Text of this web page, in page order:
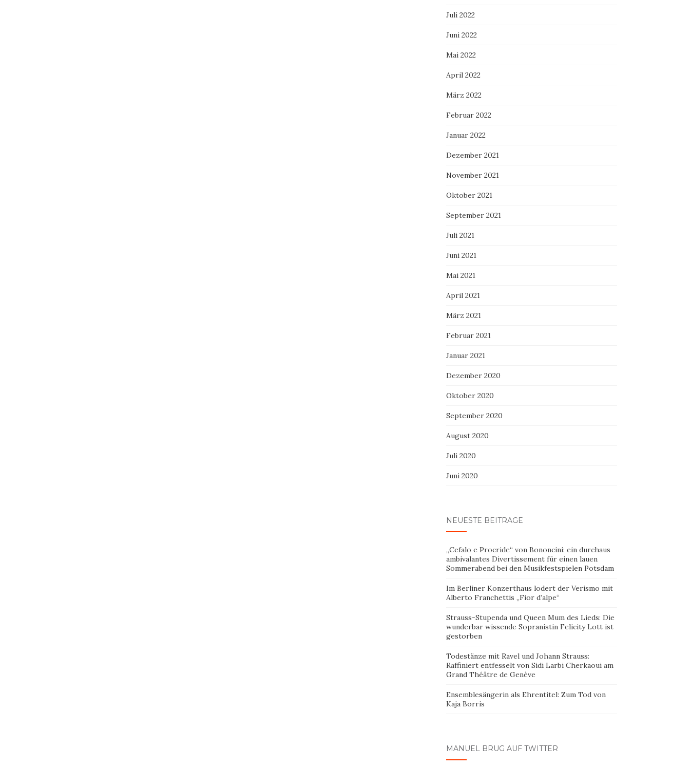
Juli 2022
Juni 2022
Mai 2022
April 2022
März 2022
Februar 2022
Januar 2022
Dezember 2021
November 2021
Oktober 2021
September 2021
Juli 2021
Juni 2021
Mai 2021
April 2021
März 2021
Februar 2021
Januar 2021
Dezember 2020
Oktober 2020
September 2020
August 2020
Juli 2020
Juni 2020
NEUESTE BEITRÄGE
„Cefalo e Procride“ von Bononcini: ein durchaus
ambivalantes Divertissement für einen lauen
Sommerabend bei den Musikfestspielen Potsdam
Im Berliner Konzerthaus lodert der Verismo mit
Alberto Franchettis „Fior d’alpe“
Strauss-Stupenda und Queen Mum des Lieds: Die
wunderbar wissende Sopranistin Felicity Lott ist
gestorben
Todestänze mit Ravel und Johann Strauss:
Raffiniert entfesselt von Sidi Larbi Cherkaoui am
Grand Théâtre de Genève
Ensemblesängerin als Ehrentitel: Zum Tod von
Kaja Borris
MANUEL BRUG AUF TWITTER